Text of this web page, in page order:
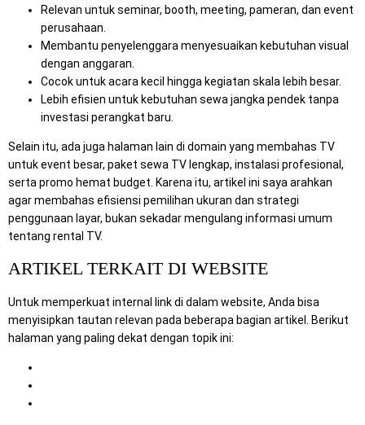
Relevan untuk seminar, booth, meeting, pameran, dan event
perusahaan.
Membantu penyelenggara menyesuaikan kebutuhan visual
dengan anggaran.
Cocok untuk acara kecil hingga kegiatan skala lebih besar.
Lebih efisien untuk kebutuhan sewa jangka pendek tanpa
investasi perangkat baru.
Selain itu, ada juga halaman lain di domain yang membahas TV
untuk event besar, paket sewa TV lengkap, instalasi profesional,
serta promo hemat budget. Karena itu, artikel ini saya arahkan
agar membahas efisiensi pemilihan ukuran dan strategi
penggunaan layar, bukan sekadar mengulang informasi umum
tentang rental TV.
ARTIKEL TERKAIT DI WEBSITE
Untuk memperkuat internal link di dalam website, Anda bisa
menyisipkan tautan relevan pada beberapa bagian artikel. Berikut
halaman yang paling dekat dengan topik ini: